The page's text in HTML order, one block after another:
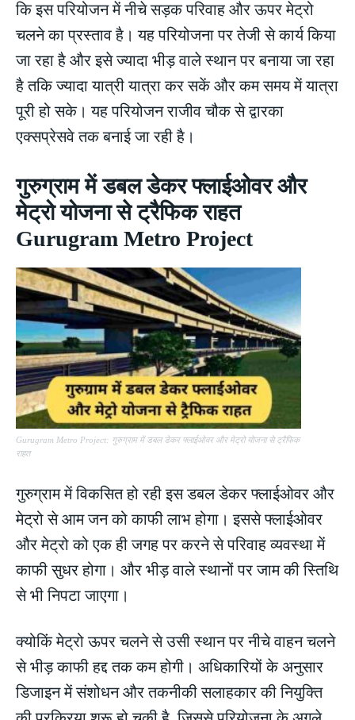
कि इस परियोजन में नीचे सड़क परिवाह और ऊपर मेट्रो
चलने का प्रस्ताव है। यह परियोजना पर तेजी से कार्य किया
जा रहा है और इसे ज्यादा भीड़ वाले स्थान पर बनाया जा रहा
है तकि ज्यादा यात्री यात्रा कर सकें और कम समय में यात्रा
पूरी हो सके। यह परियोजन राजीव चौक से द्वारका
एक्सप्रेसवे तक बनाई जा रही है।
गुरुग्राम में डबल डेकर फ्लाईओवर और
मेट्रो योजना से ट्रैफिक राहत
Gurugram Metro Project
Gurugram Metro Project: गुरुग्राम में डबल डेकर फ्लाईओवर और मेट्रो योजना से ट्रैफिक
राहत
गुरुग्राम में विकसित हो रही इस डबल डेकर फ्लाईओवर और
मेट्रो से आम जन को काफी लाभ होगा। इससे फ्लाईओवर
और मेट्रो को एक ही जगह पर करने से परिवाह व्यवस्था में
काफी सुधर होगा। और भीड़ वाले स्थानों पर जाम की स्तिथि
से भी निपटा जाएगा।
क्योकिं मेट्रो ऊपर चलने से उसी स्थान पर नीचे वाहन चलने
से भीड़ काफी हद्द तक कम होगी। अधिकारियों के अनुसार
डिजाइन में संशोधन और तकनीकी सलाहकार की नियुक्ति